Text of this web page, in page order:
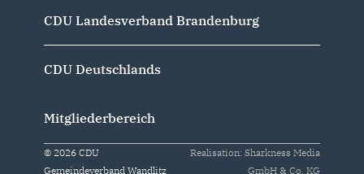
CDU Landesverband Brandenburg
CDU Deutschlands
Mitgliederbereich
© 2026 CDU
Gemeindeverband Wandlitz
Realisation: Sharkness Media
GmbH & Co. KG